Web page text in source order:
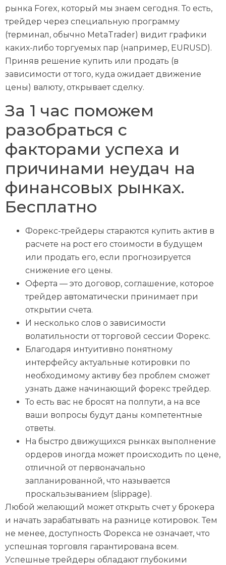
рынка Forex, который мы знаем сегодня. То есть,
трейдер через специальную программу
(терминал, обычно MetaTrader) видит графики
каких-либо торгуемых пар (например, EURUSD).
Приняв решение купить или продать (в
зависимости от того, куда ожидает движение
цены) валюту, открывает сделку.
За 1 час поможем
разобраться с
факторами успеха и
причинами неудач на
финансовых рынках.
Бесплатно
Форекс-трейдеры стараются купить актив в
расчете на рост его стоимости в будущем
или продать его, если прогнозируется
снижение его цены.
Оферта — это договор, соглашение, которое
трейдер автоматически принимает при
открытии счета.
И несколько слов о зависимости
волатильности от торговой сессии Форекс.
Благодаря интуитивно понятному
интерфейсу актуальные котировки по
необходимому активу без проблем сможет
узнать даже начинающий форекс трейдер.
То есть вас не бросят на полпути, а на все
ваши вопросы будут даны компетентные
ответы.
На быстро движущихся рынках выполнение
ордеров иногда может происходить по цене,
отличной от первоначально
запланированной, что называется
проскальзыванием (slippage).
Любой желающий может открыть счет у брокера
и начать зарабатывать на разнице котировок. Тем
не менее, доступность Форекса не означает, что
успешная торговля гарантирована всем.
Успешные трейдеры обладают глубокими